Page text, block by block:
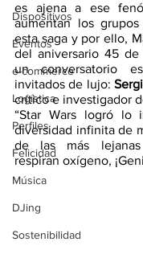
Dispositivos
Eventos
e-commerce
Logística
Perfiles
Felicidad
Música
DJing
Sostenibilidad
es ajena a ese
aumentan los
esta saga y por ello,
del aniversario 45 de
un conversatorio
invitados de lujo:
crítico e investigador
“Star Wars logró lo
diversidad infinita de
de las más
respiran oxígeno,